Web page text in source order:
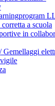
a scuola
in
Gemellaggi